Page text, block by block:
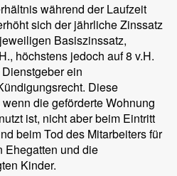
während der Laufzeit
sich der jährliche Zinssatz
Basiszinssatz,
höchstens jedoch auf 8 v.H.
ein
Diese
die geförderte Wohnung
ist, nicht aber beim Eintritt
beim Tod des Mitarbeiters für
Ehegatten und die
Kinder.